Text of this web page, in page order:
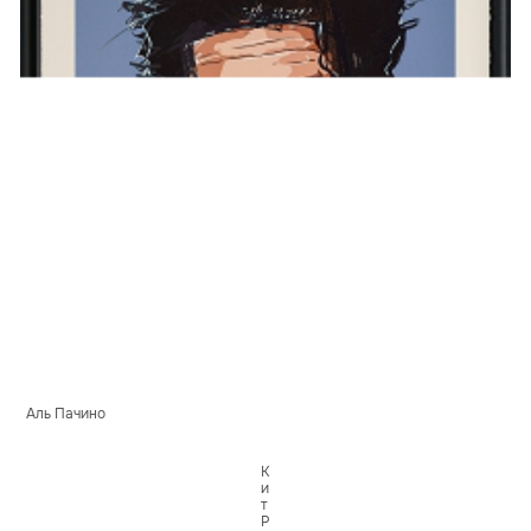
Аль Пачино
К
и
т
Р